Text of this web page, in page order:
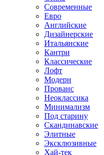
Современные
Евро
Английские
Дизайнерские
Итальянские
Кантри
Классические
Лофт
Модерн
Прованс
Неоклассика
Минимализм
Под старину
Скандинавские
Элитные
Эксклюзивные
Хай-тек